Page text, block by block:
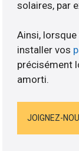
solaires, par
Ainsi,
installer vos
précisément
amorti.
JOIGNEZ-